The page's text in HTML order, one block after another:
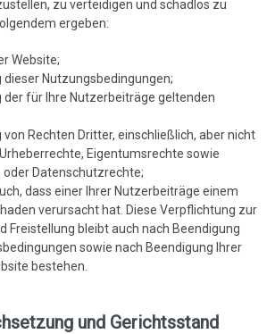
zu verteidigen und schadlos zu
ergeben:
Website;
dieser Nutzungsbedingungen;
der für Ihre Nutzerbeiträge geltenden
von Rechten Dritter, einschließlich, aber nicht
Eigentumsrechte sowie
oder Datenschutzrechte;
dass einer Ihrer Nutzerbeiträge einem
verursacht hat. Diese Verpflichtung zur
Freistellung bleibt auch nach Beendigung
sowie nach Beendigung Ihrer
bestehen.
und Gerichtsstand